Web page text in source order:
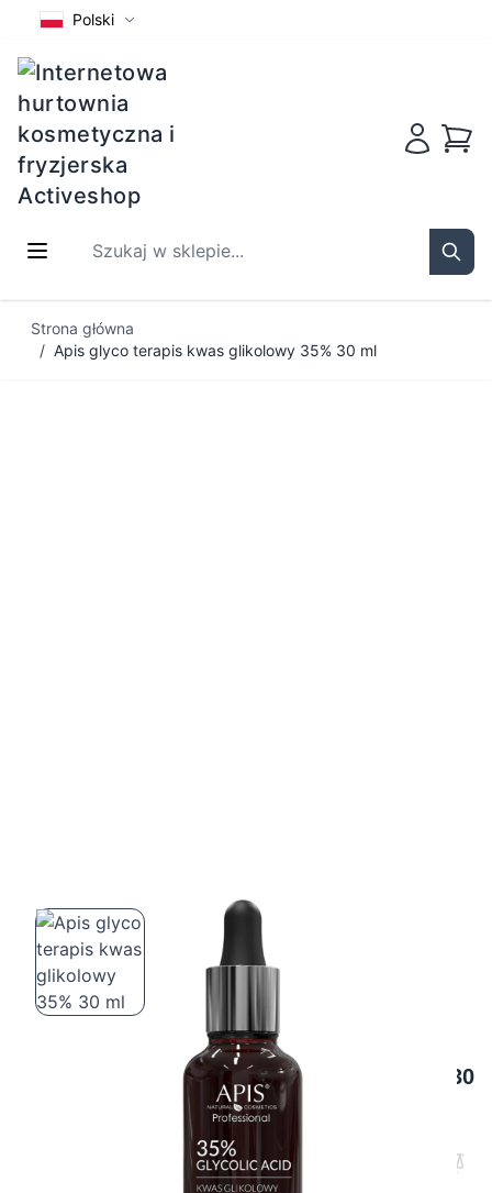
Polski
Szukaj w sklepie...
Strona główna
/ Apis glyco terapis kwas glikolowy 35% 30 ml
Apis glyco terapis kwas glikolowy 35% 30